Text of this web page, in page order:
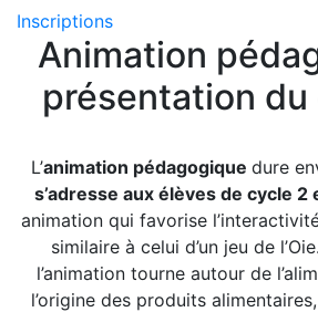
Inscriptions
Animation
présentation
L’animation pédagogique dure
s’adresse aux élèves de cycle 2
animation qui favorise
similaire à celui d’un jeu de
l’animation tourne autour de
l’origine des produits